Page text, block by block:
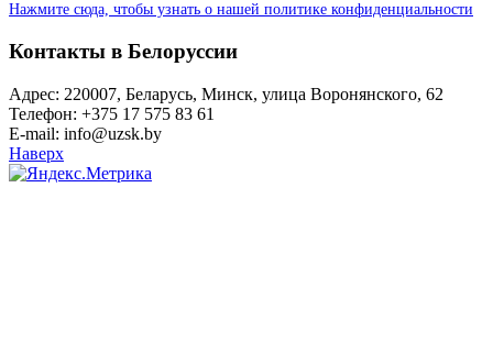
Нажмите сюда, чтобы узнать о нашей политике конфиденциальности
Контакты в Белоруссии
Адрес: 220007, Беларусь, Минск, улица Воронянского, 62
Телефон: +375 17 575 83 61
E-mail: info@uzsk.by
Наверх